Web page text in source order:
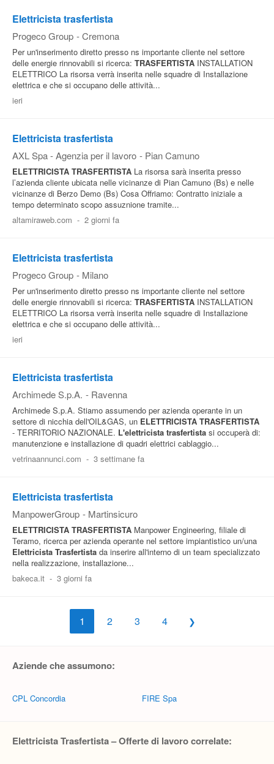
Elettricista trasfertista
Progeco Group - Cremona
Per un'inserimento diretto presso ns importante cliente nel settore
delle energie rinnovabili si ricerca: TRASFERTISTA INSTALLATION
ELETTRICO La risorsa verrà inserita nelle squadre di Installazione
elettrica e che si occupano delle attività...
ieri
Elettricista trasfertista
AXL Spa - Agenzia per il lavoro - Pian Camuno
ELETTRICISTA TRASFERTISTA La risorsa sarà inserita presso
l’azienda cliente ubicata nelle vicinanze di Pian Camuno (Bs) e nelle
vicinanze di Berzo Demo (Bs) Cosa Offriamo: Contratto iniziale a
tempo determinato scopo assuznione tramite...
altamiraweb.com - 2 giorni fa
Elettricista trasfertista
Progeco Group - Milano
Per un'inserimento diretto presso ns importante cliente nel settore
delle energie rinnovabili si ricerca: TRASFERTISTA INSTALLATION
ELETTRICO La risorsa verrà inserita nelle squadre di Installazione
elettrica e che si occupano delle attività...
ieri
Elettricista trasfertista
Archimede S.p.A. - Ravenna
Archimede S.p.A. Stiamo assumendo per azienda operante in un
settore di nicchia dell'OIL&GAS, un ELETTRICISTA TRASFERTISTA
- TERRITORIO NAZIONALE. L'elettricista trasfertista si occuperà di:
manutenzione e installazione di quadri elettrici cablaggio...
vetrinaannunci.com - 3 settimane fa
Elettricista trasfertista
ManpowerGroup - Martinsicuro
ELETTRICISTA TRASFERTISTA Manpower Engineering, filiale di
Teramo, ricerca per azienda operante nel settore impiantistico un/una
Elettricista Trasfertista da inserire all'interno di un team specializzato
nella realizzazione, installazione...
bakeca.it - 3 giorni fa
1 2 3 4
Aziende che assumono:
CPL Concordia FIRE Spa
Elettricista Trasfertista – Offerte di lavoro correlate: